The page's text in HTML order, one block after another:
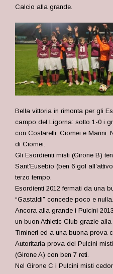
Calcio alla grande.
Bella vittoria in rimonta per gli
campo del Ligorna: sotto 1-0 i
con Costarelli, Ciomei e Marini.
di Ciomei.
Gli Esordienti misti (Girone B)
Sant’Eusebio (ben 6 gol
terzo tempo.
Esordienti 2012 fermati da una
“Gastaldi” concede poco e nulla.
Ancora alla grande i Pulcini
un buon Athletic Club grazie
Timineri ed a una buona prova
Autoritaria prova dei Pulcini
(Girone A) con ben 7 reti.
Nel Girone C i Pulcini misti